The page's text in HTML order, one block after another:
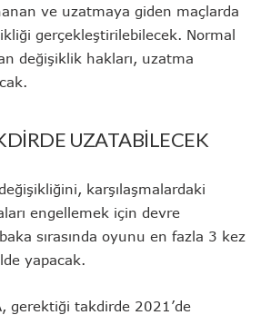
ve uzatmaya giden maçlarda
gerçekleştirilebilecek. Normal
değişiklik hakları, uzatma
UZATABİLECEK
karşılaşmalardaki
engellemek için devre
sırasında oyunu en fazla 3 kez
yapacak.
gerektiği takdirde 2021’de